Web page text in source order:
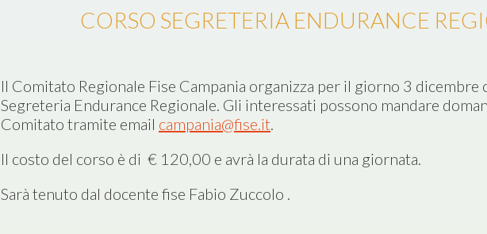
CORSO SEGRETERIA ENDURANCE
Il Comitato Regionale Fise Campania organizza per il giorno 3 dicembre
Segreteria Endurance Regionale. Gli interessati possono mandare
Comitato tramite email campania@fise.it.
Il costo del corso è di € 120,00 e avrà la durata di una giornata.
Sarà tenuto dal docente fise Fabio Zuccolo .